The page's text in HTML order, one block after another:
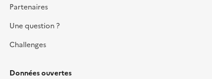
Partenaires
Une question ?
Challenges
Données ouvertes